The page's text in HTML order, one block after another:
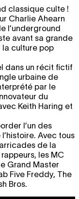
classique culte !
Charlie Ahearn
l’underground
avant sa grande
la culture pop
dans un récit fictif
urbaine de
par le
du
Keith Haring et
l’un des
Avec tous
de la
les MC
Grand Master
Five Freddy, The
Bros.